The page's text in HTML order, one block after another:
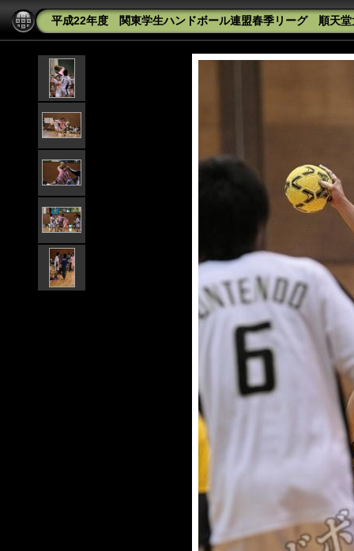
平成22年度 関東学生ハンドボール連盟春季リーグ 順天